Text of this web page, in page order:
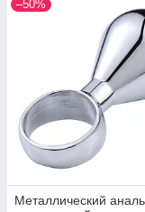
–50%
Металлический